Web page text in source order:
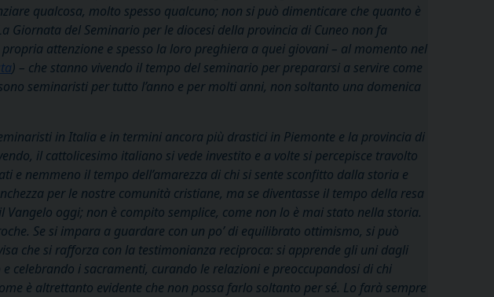
qualcosa, molto spesso qualcuno; non si può dimenticare che quanto è
del Seminario per le diocesi della provincia di Cuneo non fa
attenzione e spesso la loro preghiera a quei giovani – al momento nel
) – che stanno vivendo il tempo del seminario per prepararsi a servire come
seminaristi per tutto l’anno e per molti anni, non soltanto una domenica
in Italia e in termini ancora più drastici in Piemonte e la provincia di
il cattolicesimo italiano si vede investito e a volte si percepisce travolto
e nemmeno il tempo dell’amarezza di chi si sente sconfitto dalla storia e
per le nostre comunità cristiane, ma se diventasse il tempo della resa
oggi; non è compito semplice, come non lo è mai stato nella storia.
Se si impara a guardare con un po’ di equilibrato ottimismo, si può
che si rafforza con la testimonianza reciproca: si apprende gli uni dagli
i sacramenti, curando le relazioni e preoccupandosi di chi
è altrettanto evidente che non possa farlo soltanto per sé. Lo farà sempre